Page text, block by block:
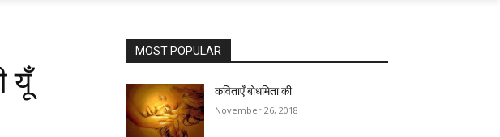
यूँ
MOST POPULAR
कविताएँ बोधमिता की
November 26, 2018